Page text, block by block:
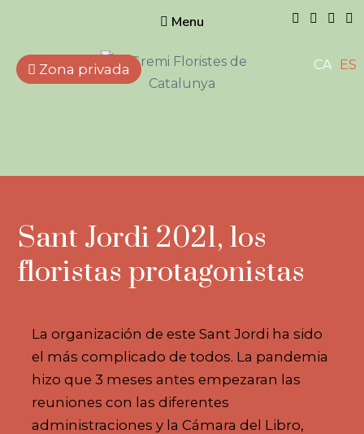
Menu
Empreses que treballen
complementaris i afins.
CA ES
Zona privada
Sant Jordi 2021, los
floristas protagonistas
La organización de este Sant Jordi ha sido
el más complicado de todos. La pandemia
hizo que 3 meses antes empezaran las
reuniones con las diferentes
administraciones y la Cámara del Libro,